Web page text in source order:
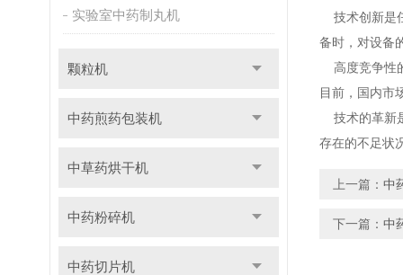
实验室中药制丸机
颗粒机
中药煎药包装机
中草药烘干机
中药粉碎机
中药切片机
技术创新是
备时，对设备
高度竞争性
目前，国内市
技术的革新
存在的不足状
上一篇： 中
下一篇： 中